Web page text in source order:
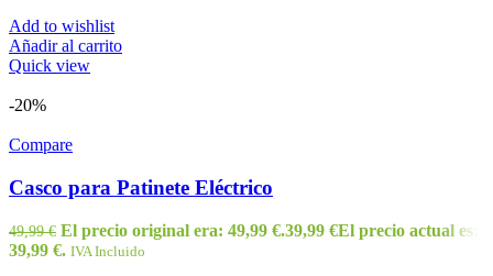
Add to wishlist
Añadir al carrito
Quick view
-20%
Compare
Casco para Patinete Eléctrico
49,99€ El precio original era: 49,99 €.39,99 €El precio actual es:
39,99 €. IVA Incluido